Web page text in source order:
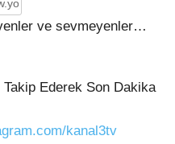
ve sevmeyenler…
Takip Ederek Son Dakika
kanal3tv